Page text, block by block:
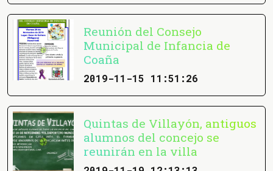
Reunión del Consejo
Municipal de Infancia de
Coaña
2019-11-15 11:51:26
Quintas de Villayón, antiguos
alumnos del concejo se
reunirán en la villa